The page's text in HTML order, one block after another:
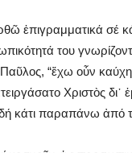
ἐπιγραμματικά σέ
του
“ἔχω οὖν
Χριστὸς
κάτι παραπάνω ἀπό